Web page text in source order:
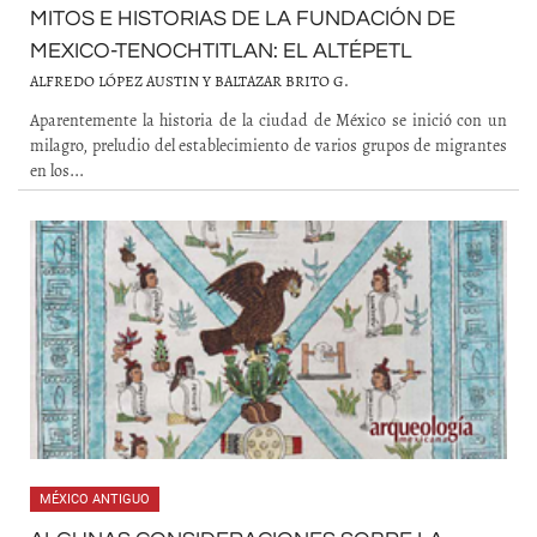
MITOS E HISTORIAS DE LA FUNDACIÓN DE
MEXICO-TENOCHTITLAN: EL ALTÉPETL
ALFREDO LÓPEZ AUSTIN Y BALTAZAR BRITO G.
Aparentemente la historia de la ciudad de México se inició con un
milagro, preludio del establecimiento de varios grupos de migrantes
en los...
MÉXICO ANTIGUO